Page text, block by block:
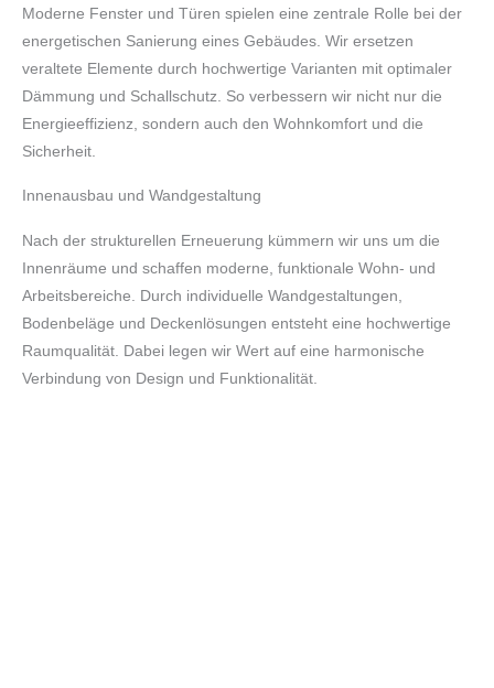
Moderne Fenster und Türen spielen eine zentrale Rolle bei der
energetischen Sanierung eines Gebäudes. Wir ersetzen
veraltete Elemente durch hochwertige Varianten mit optimaler
Dämmung und Schallschutz. So verbessern wir nicht nur die
Energieeffizienz, sondern auch den Wohnkomfort und die
Sicherheit.
Innenausbau und Wandgestaltung
Nach der strukturellen Erneuerung kümmern wir uns um die
Innenräume und schaffen moderne, funktionale Wohn- und
Arbeitsbereiche. Durch individuelle Wandgestaltungen,
Bodenbeläge und Deckenlösungen entsteht eine hochwertige
Raumqualität. Dabei legen wir Wert auf eine harmonische
Verbindung von Design und Funktionalität.